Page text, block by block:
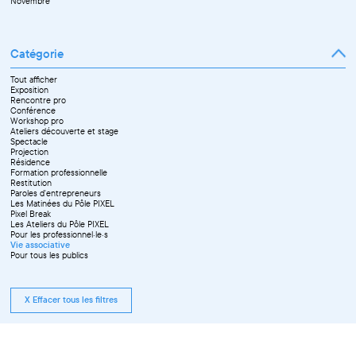
Catégorie
Tout afficher
Exposition
Rencontre pro
Conférence
Workshop pro
Ateliers découverte et stage
Spectacle
Projection
Résidence
Formation professionnelle
Restitution
Paroles d'entrepreneurs
Les Matinées du Pôle PIXEL
Pixel Break
Les Ateliers du Pôle PIXEL
Pour les professionnel·le·s
Vie associative
Pour tous les publics
X Effacer tous les filtres